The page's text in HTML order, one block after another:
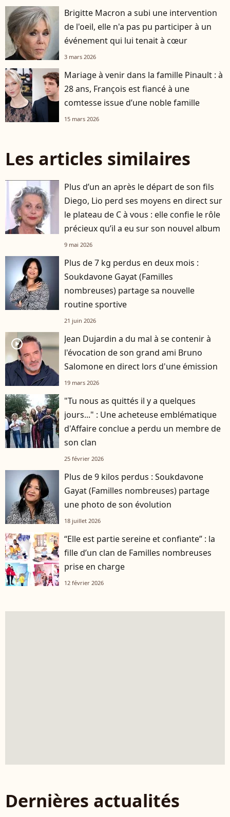
Brigitte Macron a subi une intervention
de l'oeil, elle n'a pas pu participer à un
événement qui lui tenait à cœur
3 mars 2026
Mariage à venir dans la famille Pinault : à
28 ans, François est fiancé à une
comtesse issue d’une noble famille
15 mars 2026
Les articles similaires
player2
Plus d’un an après le départ de son fils
Diego, Lio perd ses moyens en direct sur
le plateau de C à vous : elle confie le rôle
précieux qu’il a eu sur son nouvel album
9 mai 2026
Plus de 7 kg perdus en deux mois :
Soukdavone Gayat (Familles
nombreuses) partage sa nouvelle
routine sportive
21 juin 2026
player2
Jean Dujardin a du mal à se contenir à
l'évocation de son grand ami Bruno
Salomone en direct lors d'une émission
19 mars 2026
"Tu nous as quittés il y a quelques
jours..." : Une acheteuse emblématique
d'Affaire conclue a perdu un membre de
son clan
25 février 2026
Plus de 9 kilos perdus : Soukdavone
Gayat (Familles nombreuses) partage
une photo de son évolution
18 juillet 2026
“Elle est partie sereine et confiante” : la
fille d’un clan de Familles nombreuses
prise en charge
12 février 2026
Dernières actualités